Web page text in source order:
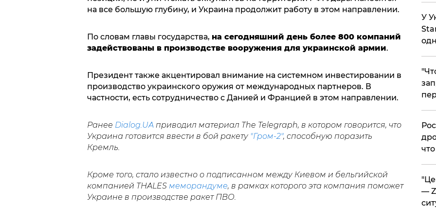
на все большую глубину, и Украина продолжит работу в этом направлении.
По словам главы государства, на сегодняшний день более 800 компаний
задействованы в производстве вооружения для украинской армии.
Президент также акцентировал внимание на системном инвестировании в
производство украинского оружия от международных партнеров. В
частности, есть сотрудничество с Данией и Францией в этом направлении.
Ранее Dialog.UAприводил материал The Telegraph, в котором говорится, что
Украина готовится ввести в бой ракету "Гром-2", способную поразить
Кремль.
Кроме того, стало известно о подписанном между Киевом и бельгийской
компанией THALES меморандуме, в рамках которого эта компания поможет
Украине в производстве ракет ПВО.
У
—